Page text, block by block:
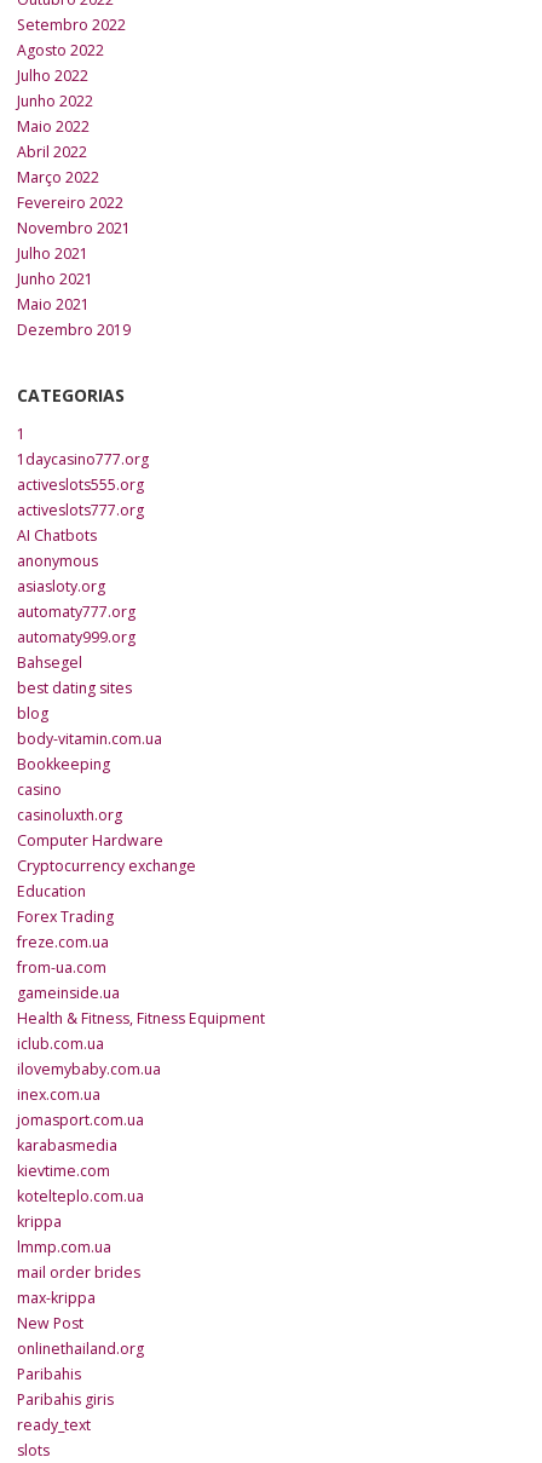
Setembro 2022
Agosto 2022
Julho 2022
Junho 2022
Maio 2022
Abril 2022
Março 2022
Fevereiro 2022
Novembro 2021
Julho 2021
Junho 2021
Maio 2021
Dezembro 2019
CATEGORIAS
1
1daycasino777.org
activeslots555.org
activeslots777.org
AI Chatbots
anonymous
asiasloty.org
automaty777.org
automaty999.org
Bahsegel
best dating sites
blog
body-vitamin.com.ua
Bookkeeping
casino
casinoluxth.org
Computer Hardware
Cryptocurrency exchange
Education
Forex Trading
freze.com.ua
from-ua.com
gameinside.ua
Health & Fitness, Fitness Equipment
iclub.com.ua
ilovemybaby.com.ua
inex.com.ua
jomasport.com.ua
karabasmedia
kievtime.com
kotelteplo.com.ua
krippa
lmmp.com.ua
mail order brides
max-krippa
New Post
onlinethailand.org
Paribahis
Paribahis giris
ready_text
slots